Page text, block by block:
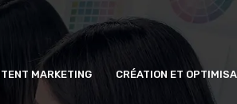
MARKETING CRÉATION ET